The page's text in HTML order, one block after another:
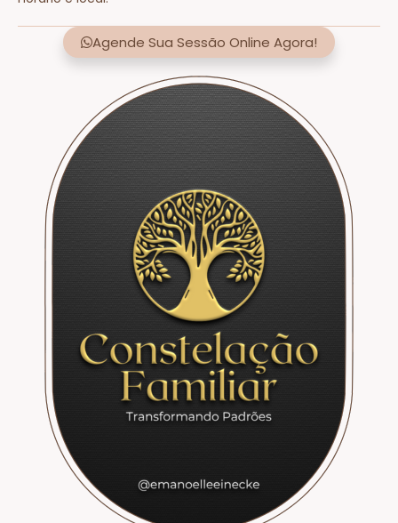
Agende Sua Sessão Online Agora!